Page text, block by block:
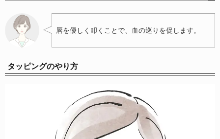
唇を優しく叩くことで、血の巡りを促します。
タッピングのやり方